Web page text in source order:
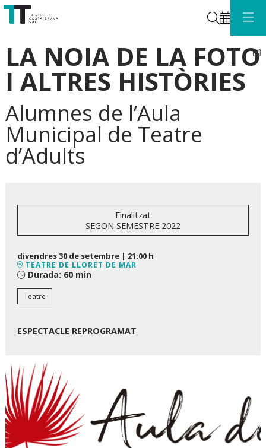
Cerca
LA NOIA DE LA FOTO
I ALTRES HISTÒRIES
Alumnes de l’Aula
Municipal de Teatre
d’Adults
Finalitzat
SEGON SEMESTRE 2022
divendres 30 de setembre | 21:00 h
TEATRE DE LLORET DE MAR
Durada: 60 min
Teatre
ESPECTACLE REPROGRAMAT